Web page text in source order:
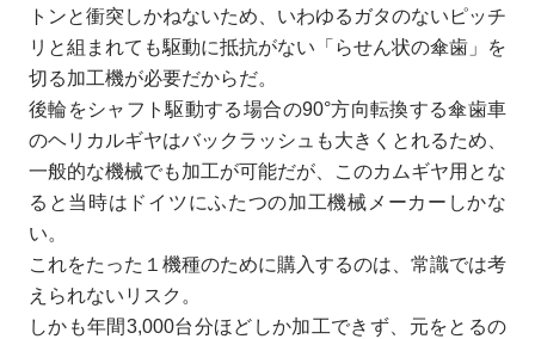
トンと衝突しかねないため、いわゆるガタのないピッチ
リと組まれても駆動に抵抗がない「らせん状の傘歯」を
切る加工機が必要だからだ。
後輪をシャフト駆動する場合の90°方向転換する傘歯車
のヘリカルギヤはバックラッシュも大きくとれるため、
一般的な機械でも加工が可能だが、このカムギヤ用とな
ると当時はドイツにふたつの加工機械メーカーしかな
い。
これをたった１機種のために購入するのは、常識では考
えられないリスク。
しかも年間3,000台分ほどしか加工できず、元をとるの